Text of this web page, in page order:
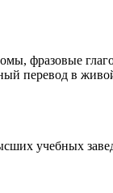
фразовые
перевод в
учебных